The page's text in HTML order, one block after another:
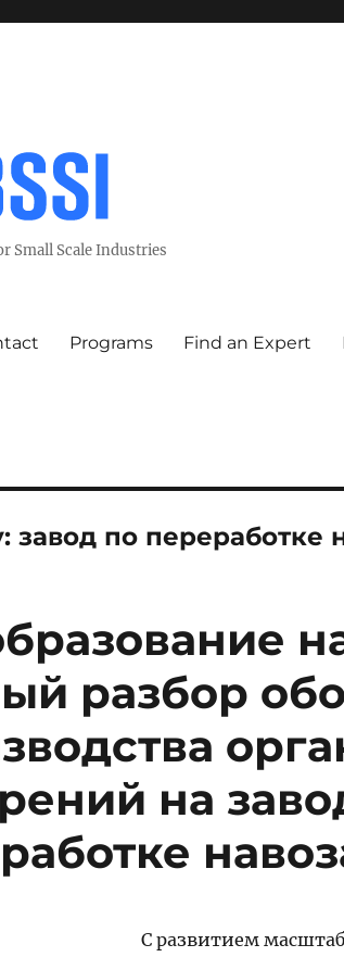
Small Scale Industries
Programs Find an Expert
завод по переработке
разбор
на
С развитием